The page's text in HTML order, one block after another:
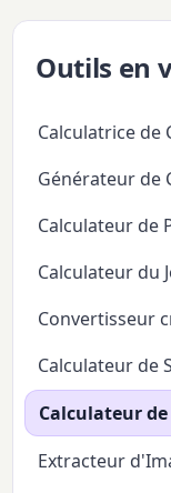
Outils en
Calculatrice de
Générateur de
Calculateur de
Calculateur du
Convertisseur
Calculateur de
Calculateur
Extracteur